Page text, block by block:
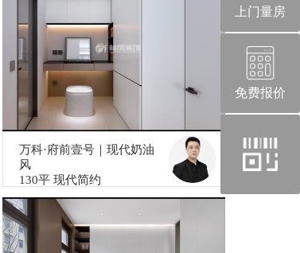
上门量房
免费报价
微
万科·府前壹号｜现代奶油
风
130平 现代简约